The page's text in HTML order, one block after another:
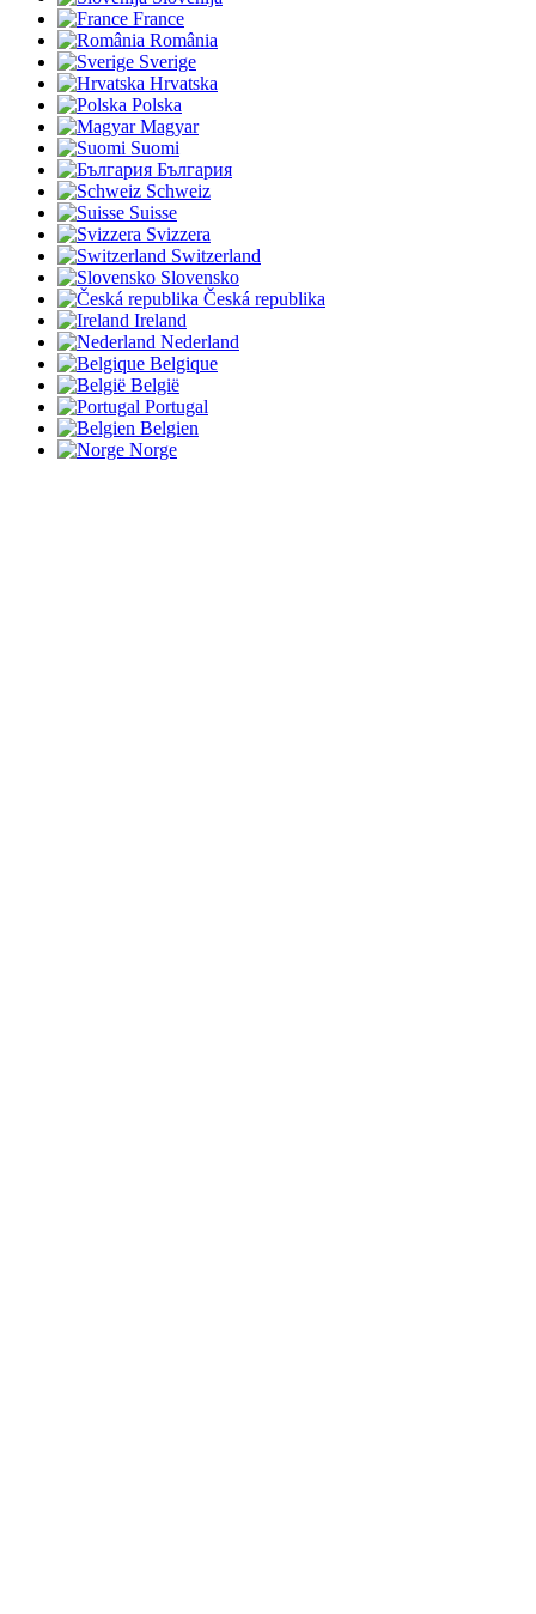
France
România
Sverige
Hrvatska
Polska
Magyar
Suomi
България
Schweiz
Suisse
Svizzera
Switzerland
Slovensko
Česká republika
Ireland
Nederland
Belgique
België
Portugal
Belgien
Norge